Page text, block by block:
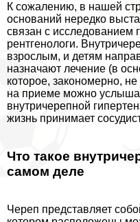
К сожалению, в нашей
оснований нередко
связан с исследованием
рентгенологи.
взрослым, и детям
назначают лечение (в
которое, закономерно,
на приеме можно
внутричерепной
жизнь принимает
Что такое
самом деле
Череп представляет